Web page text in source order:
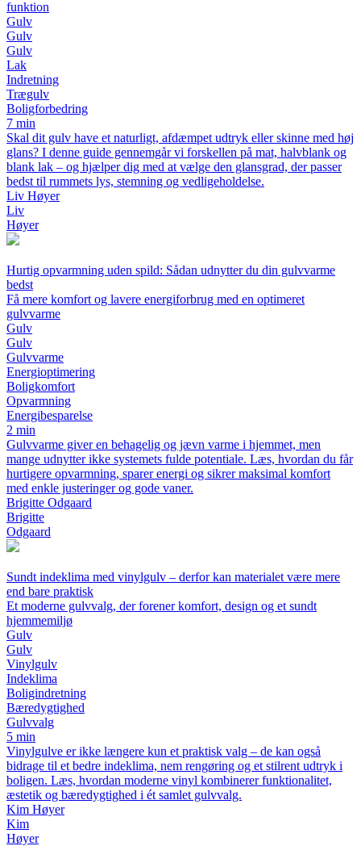
funktion
Gulv
Gulv
Gulv
Lak
Indretning
Trægulv
Boligforbedring
7 min
Skal dit gulv have et naturligt, afdæmpet udtryk eller skinne med høj
glans? I denne guide gennemgår vi forskellen på mat, halvblank og
blank lak – og hjælper dig med at vælge den glansgrad, der passer
bedst til rummets lys, stemning og vedligeholdelse.
Liv Høyer
Liv
Høyer
Hurtig opvarmning uden spild: Sådan udnytter du din gulvvarme
bedst
Få mere komfort og lavere energiforbrug med en optimeret
gulvvarme
Gulv
Gulv
Gulvvarme
Energioptimering
Boligkomfort
Opvarmning
Energibesparelse
2 min
Gulvvarme giver en behagelig og jævn varme i hjemmet, men
mange udnytter ikke systemets fulde potentiale. Læs, hvordan du får
hurtigere opvarmning, sparer energi og sikrer maksimal komfort
med enkle justeringer og gode vaner.
Brigitte Odgaard
Brigitte
Odgaard
Sundt indeklima med vinylgulv – derfor kan materialet være mere
end bare praktisk
Et moderne gulvvalg, der forener komfort, design og et sundt
hjemmemiljø
Gulv
Gulv
Vinylgulv
Indeklima
Boligindretning
Bæredygtighed
Gulvvalg
5 min
Vinylgulve er ikke længere kun et praktisk valg – de kan også
bidrage til et bedre indeklima, nem rengøring og et stilrent udtryk i
boligen. Læs, hvordan moderne vinyl kombinerer funktionalitet,
æstetik og bæredygtighed i ét samlet gulvvalg.
Kim Høyer
Kim
Høyer